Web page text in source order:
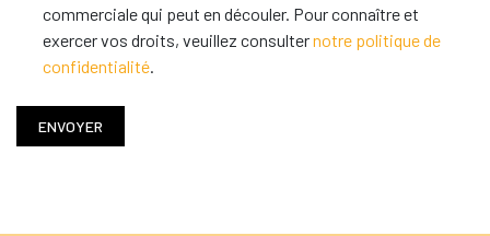
commerciale qui peut en découler. Pour connaître et
exercer vos droits, veuillez consulternotre politique de
confidentialité.
ENVOYER